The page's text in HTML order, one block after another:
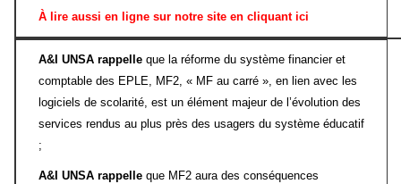
À lire aussi en ligne sur notre site en cliquant ici
A&I UNSA rappelle que la réforme du système financier et
comptable des EPLE, MF2, « MF au carré », en lien avec les
logiciels de scolarité, est un élément majeur de l’évolution des
services rendus au plus près des usagers du système éducatif
;
A&I UNSA rappelle que MF2 aura des conséquences